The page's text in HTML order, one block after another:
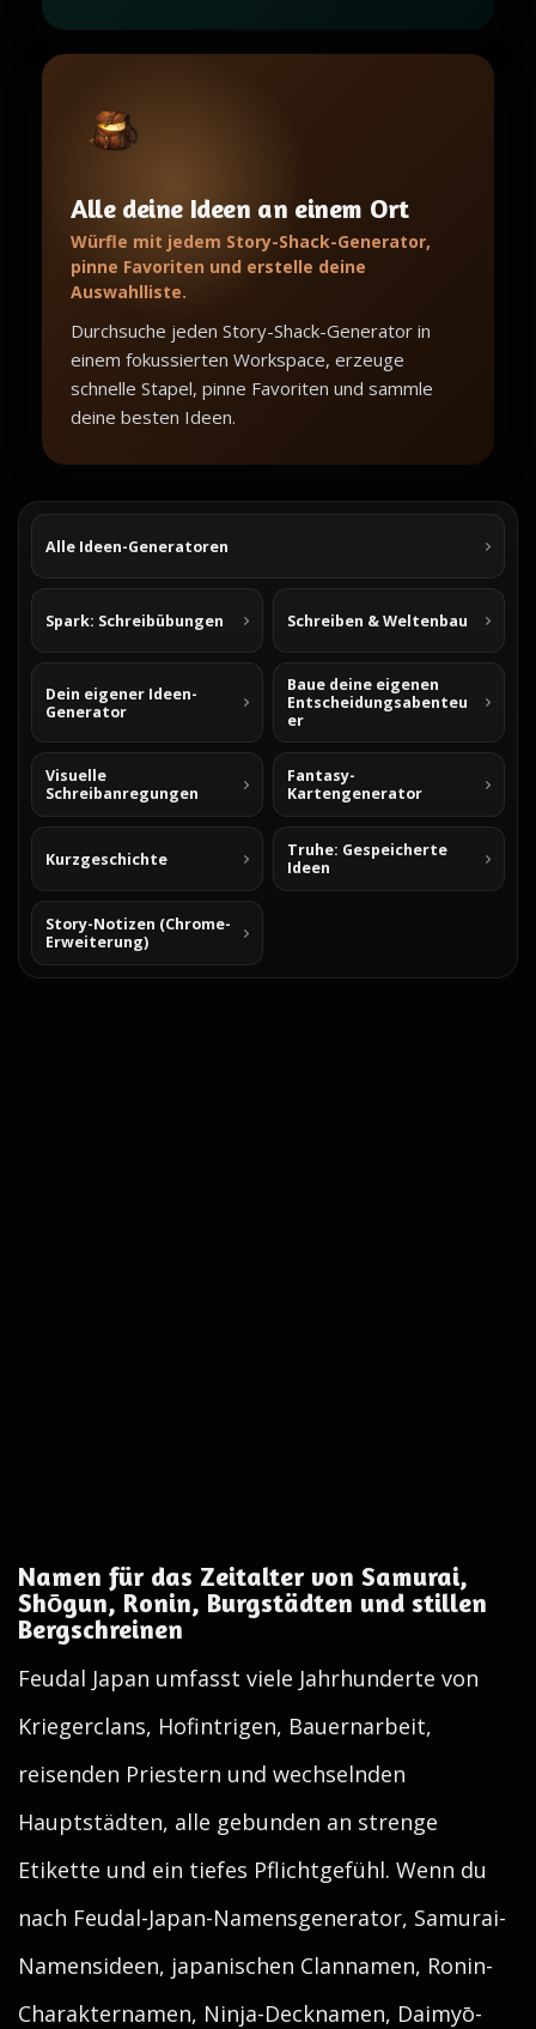
Alle deine Ideen an einem Ort
Würfle mit jedem Story-Shack-Generator,
pinne Favoriten und erstelle deine
Auswahlliste.
Durchsuche jeden Story-Shack-Generator in
einem fokussierten Workspace, erzeuge
schnelle Stapel, pinne Favoriten und sammle
deine besten Ideen.
Alle Ideen-Generatoren
Spark: Schreibübungen Schreiben & Weltenbau
Dein eigener Ideen-
Generator
Baue deine eigenen
Entscheidungsabenteu
er
Visuelle
Schreibanregungen
Fantasy-
Kartengenerator
Kurzgeschichte
Truhe: Gespeicherte
Ideen
Story-Notizen (Chrome-
Erweiterung)
Namen für das Zeitalter von Samurai,
Shōgun, Ronin, Burgstädten und stillen
Bergschreinen
Feudal Japan umfasst viele Jahrhunderte von
Kriegerclans, Hofintrigen, Bauernarbeit,
reisenden Priestern und wechselnden
Hauptstädten, alle gebunden an strenge
Etikette und ein tiefes Pflichtgefühl. Wenn du
nach Feudal-Japan-Namensgenerator, Samurai-
Namensideen, japanischen Clannamen, Ronin-
Charakternamen, Ninja-Decknamen, Daimyō-